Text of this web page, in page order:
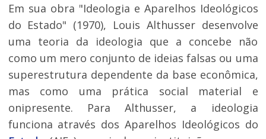
Em sua obra "Ideologia e Aparelhos Ideológicos
do Estado" (1970), Louis Althusser desenvolve
uma teoria da ideologia que a concebe não
como um mero conjunto de ideias falsas ou uma
superestrutura dependente da base econômica,
mas como uma prática social material e
onipresente. Para Althusser, a ideologia
funciona através dos Aparelhos Ideológicos do